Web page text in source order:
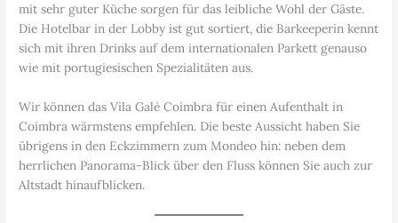
mit sehr guter Küche sorgen für das leibliche Wohl der Gäste.
Die Hotelbar in der Lobby ist gut sortiert, die Barkeeperin kennt
sich mit ihren Drinks auf dem internationalen Parkett genauso
wie mit portugiesischen Spezialitäten aus.
Wir können das Vila Galé Coimbra für einen Aufenthalt in
Coimbra wärmstens empfehlen. Die beste Aussicht haben Sie
übrigens in den Eckzimmern zum Mondeo hin: neben dem
herrlichen Panorama-Blick über den Fluss können Sie auch zur
Altstadt hinaufblicken.